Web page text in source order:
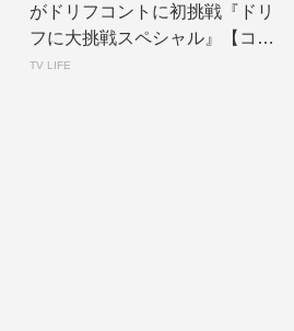
がドリフコントに初挑戦『ドリ
フに大挑戦スペシャル』【コメ
ントあり】...
TV LIFE